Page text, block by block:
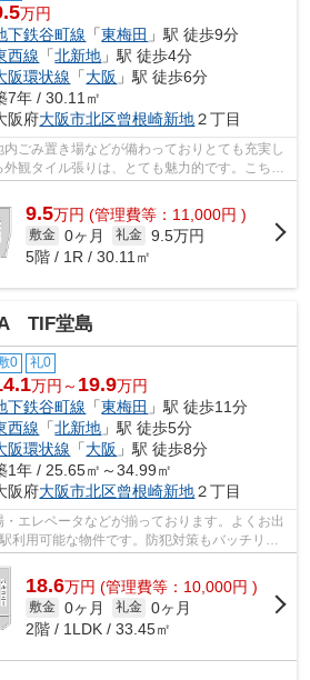
万円
下鉄谷町線 「東梅田 」駅 徒歩9分
西線 「北新地 」駅 徒歩4分
阪環状線 「大阪 」駅 徒歩6分
7年 / 30.11㎡
阪府大阪市北区曾根崎新地２丁目
ごみ置き場などが備わっておりとても充実し
観タイル張りは、とても魅力的です。こちら
9.5万円 (管理費等：11,000円 )
敷金 0ヶ月 礼金 9.5万円
5階 / 1R / 30.11㎡
TIF堂島
0 礼0
万円～ 19.9万円
下鉄谷町線 「東梅田 」駅 徒歩11分
西線 「北新地 」駅 徒歩5分
阪環状線 「大阪 」駅 徒歩8分
1年 / 25.65㎡～34.99㎡
阪府大阪市北区曾根崎新地２丁目
エレベータなどが揃っております。よくお出
利用可能な物件です。防犯対策もバッチリな
18.6万円 (管理費等：10,000円 )
敷金 0ヶ月 礼金 0ヶ月
2階 / 1LDK / 33.45㎡